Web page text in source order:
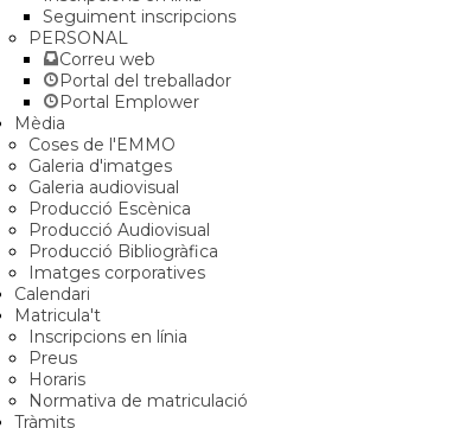
Seguiment inscripcions
PERSONAL
Correu web
Portal del treballador
Portal Emplower
Mèdia
Coses de l'EMMO
Galeria d'imatges
Galeria audiovisual
Producció Escènica
Producció Audiovisual
Producció Bibliogràfica
Imatges corporatives
Calendari
Matricula't
Inscripcions en línia
Preus
Horaris
Normativa de matriculació
Tràmits